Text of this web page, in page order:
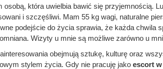
osobą, która uwielbia bawić się przyjemnością.
i szczęśliwi. Mam 55 kg wagi, naturalne
podejście do życia sprawia, że każda chwila
Wizyty u mnie są możliwe zarówno u
obejmują sztukę, kulturę oraz
stylem życia. Gdy nie pracuję jako escort